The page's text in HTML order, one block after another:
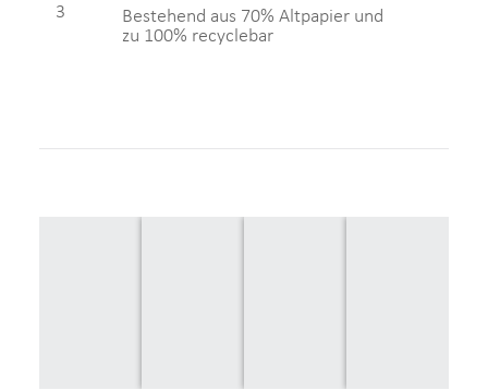
3
Bestehend aus 70% Altpapier und
zu 100% recyclebar